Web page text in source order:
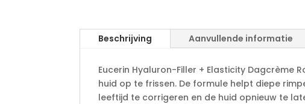
Beschrijving Aanvullende informatie
Eucerin Hyaluron-Filler + Elasticity Dagcrème
huid op te frissen. De formule helpt diepe
leeftijd te corrigeren en de huid opnieuw te